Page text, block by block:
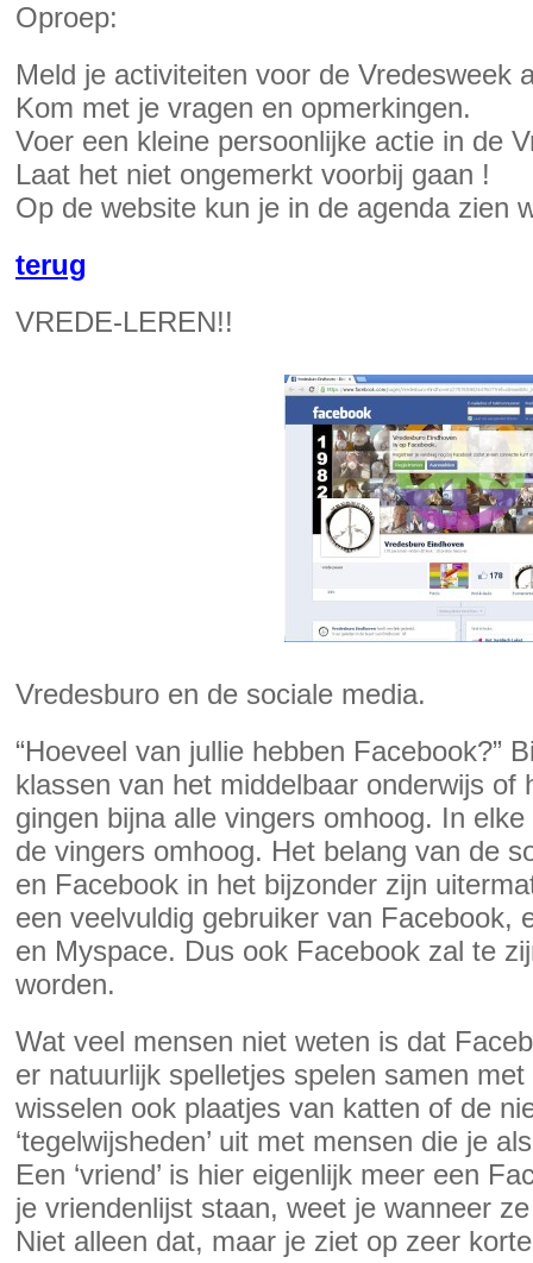
Oproep:
Meld je activiteiten voor de Vredesweek
Kom met je vragen en opmerkingen.
Voer een kleine persoonlijke actie in de
Laat het niet ongemerkt voorbij gaan !
Op de website kun je in de agenda zien
terug
VREDE-LEREN!!
Vredesburo en de sociale media.
“Hoeveel van jullie hebben Facebook?”
klassen van het middelbaar onderwijs of
gingen bijna alle vingers omhoog. In
de vingers omhoog. Het belang van de
en Facebook in het bijzonder zijn
een veelvuldig gebruiker van Facebook,
en Myspace. Dus ook Facebook zal te
worden.
Wat veel mensen niet weten is dat
er natuurlijk spelletjes spelen samen
wisselen ook plaatjes van katten of de
‘tegelwijsheden’ uit met mensen die je
Een ‘vriend’ is hier eigenlijk meer een
je vriendenlijst staan, weet je wanneer
Niet alleen dat, maar je ziet op zeer